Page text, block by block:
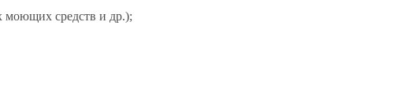
моющих средств и др.);